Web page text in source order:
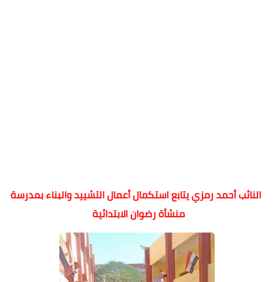
النائب أحمد رمزي يتابع استكمال أعمال التشييد والبناء بمدرسة
منشأة رضوان الابتدائية